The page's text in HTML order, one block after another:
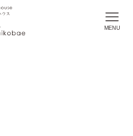
MENU